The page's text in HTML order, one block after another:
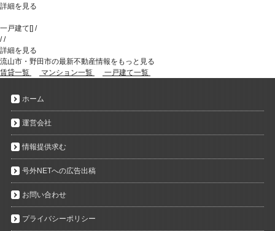
詳細を見る
一戸建て[] /
//
詳細を見る
流山市・野田市の最新不動産情報をもっと見る
賃貸一覧
マンション一覧 一戸建て一覧
ホーム
運営会社
情報提供求む
号外NETへの広告出稿
お問い合わせ
プライバシーポリシー